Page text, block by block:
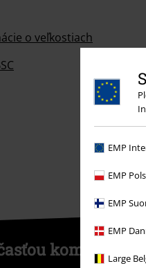
EMP
EMP
EMP
EMP
Large
o veľkostiach
komunity!